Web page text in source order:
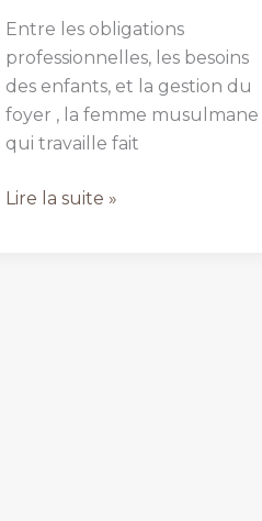
Entre les obligations
professionnelles, les besoins
des enfants, et la gestion du
foyer , la femme musulmane
qui travaille fait
Comment
Lire la suite »